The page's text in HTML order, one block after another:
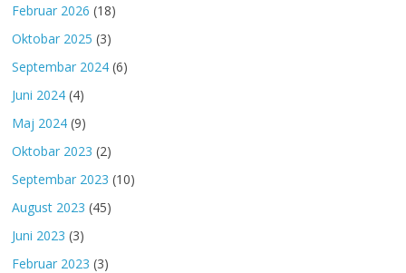
Februar 2026 (18)
Oktobar 2025 (3)
Septembar 2024 (6)
Juni 2024 (4)
Maj 2024 (9)
Oktobar 2023 (2)
Septembar 2023 (10)
August 2023 (45)
Juni 2023 (3)
Februar 2023 (3)